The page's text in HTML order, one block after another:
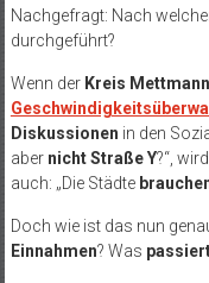
Nachgefragt: Nach
durchgeführt?
Wenn der Kreis Mettmann
Diskussionen in den
aber nicht Straße Y?“,
auch: „Die Städte
Doch wie ist das nun
Einnahmen? Was